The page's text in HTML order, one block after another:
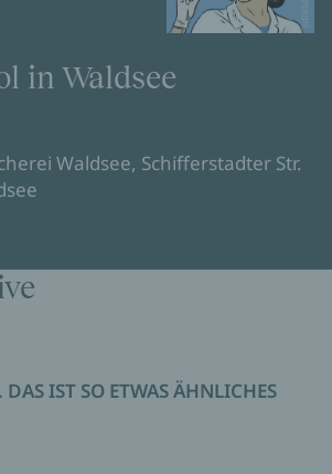
in Waldsee
Waldsee, Schifferstadter Str.
IST SO ETWAS ÄHNLICHES